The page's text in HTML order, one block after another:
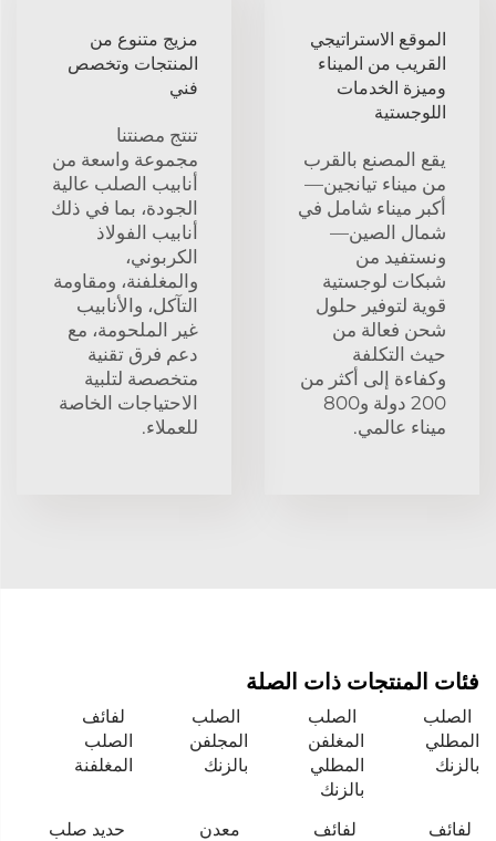
الموقع الاستراتيجي
القريب من الميناء
وميزة الخدمات
اللوجستية
يقع المصنع بالقرب
من ميناء تيانجين—
أكبر ميناء شامل في
شمال الصين—
ونستفيد من
شبكات لوجستية
قوية لتوفير حلول
شحن فعالة من
حيث التكلفة
وكفاءة إلى أكثر من
200 دولة و800
ميناء عالمي.
مزيج متنوع من
المنتجات وتخصص
فني
تنتج مصنتنا
مجموعة واسعة من
أنابيب الصلب عالية
الجودة، بما في ذلك
أنابيب الفولاذ
الكربوني،
والمغلفنة، ومقاومة
التآكل، والأنابيب
غير الملحومة، مع
دعم فرق تقنية
متخصصة لتلبية
الاحتياجات الخاصة
للعملاء.
فئات المنتجات ذات الصلة
الصلب
المطلي
بالزنك
الصلب
المغلفن
المطلي
بالزنك
الصلب
المجلفن
بالزنك
لفائف
الصلب
المغلفنة
لفائف
لفائف
معدن
حديد صلب